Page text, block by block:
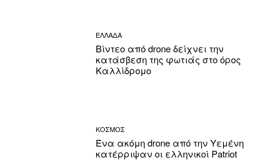
ΕΛΛΑΔΑ
Βίντεο από drone δείχνει την
κατάσβεση της φωτιάς στο όρος
Καλλίδρομο
ΚΟΣΜΟΣ
Ένα ακόμη drone από την Υεμένη
κατέρριψαν οι ελληνικοί Patriot